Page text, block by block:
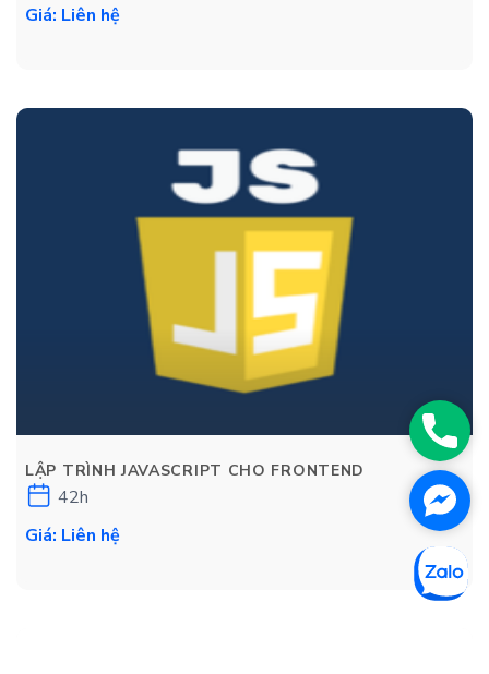
Giá: Liên hệ
LẬP TRÌNH JAVASCRIPT CHO FRONTEND
42h
Giá: Liên hệ
Phone